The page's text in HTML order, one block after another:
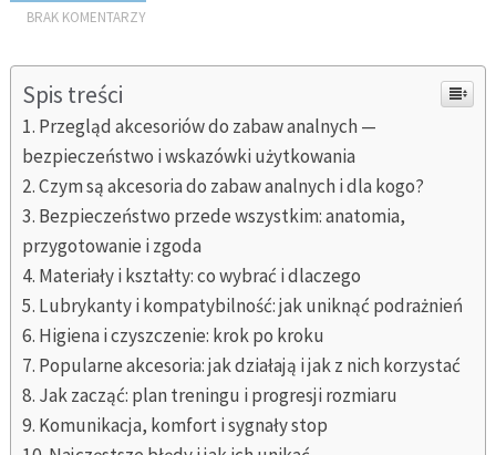
BRAK KOMENTARZY
Spis treści
Przegląd akcesoriów do zabaw analnych —
bezpieczeństwo i wskazówki użytkowania
Czym są akcesoria do zabaw analnych i dla kogo?
Bezpieczeństwo przede wszystkim: anatomia,
przygotowanie i zgoda
Materiały i kształty: co wybrać i dlaczego
Lubrykanty i kompatybilność: jak uniknąć podrażnień
Higiena i czyszczenie: krok po kroku
Popularne akcesoria: jak działają i jak z nich korzystać
Jak zacząć: plan treningu i progresji rozmiaru
Komunikacja, komfort i sygnały stop